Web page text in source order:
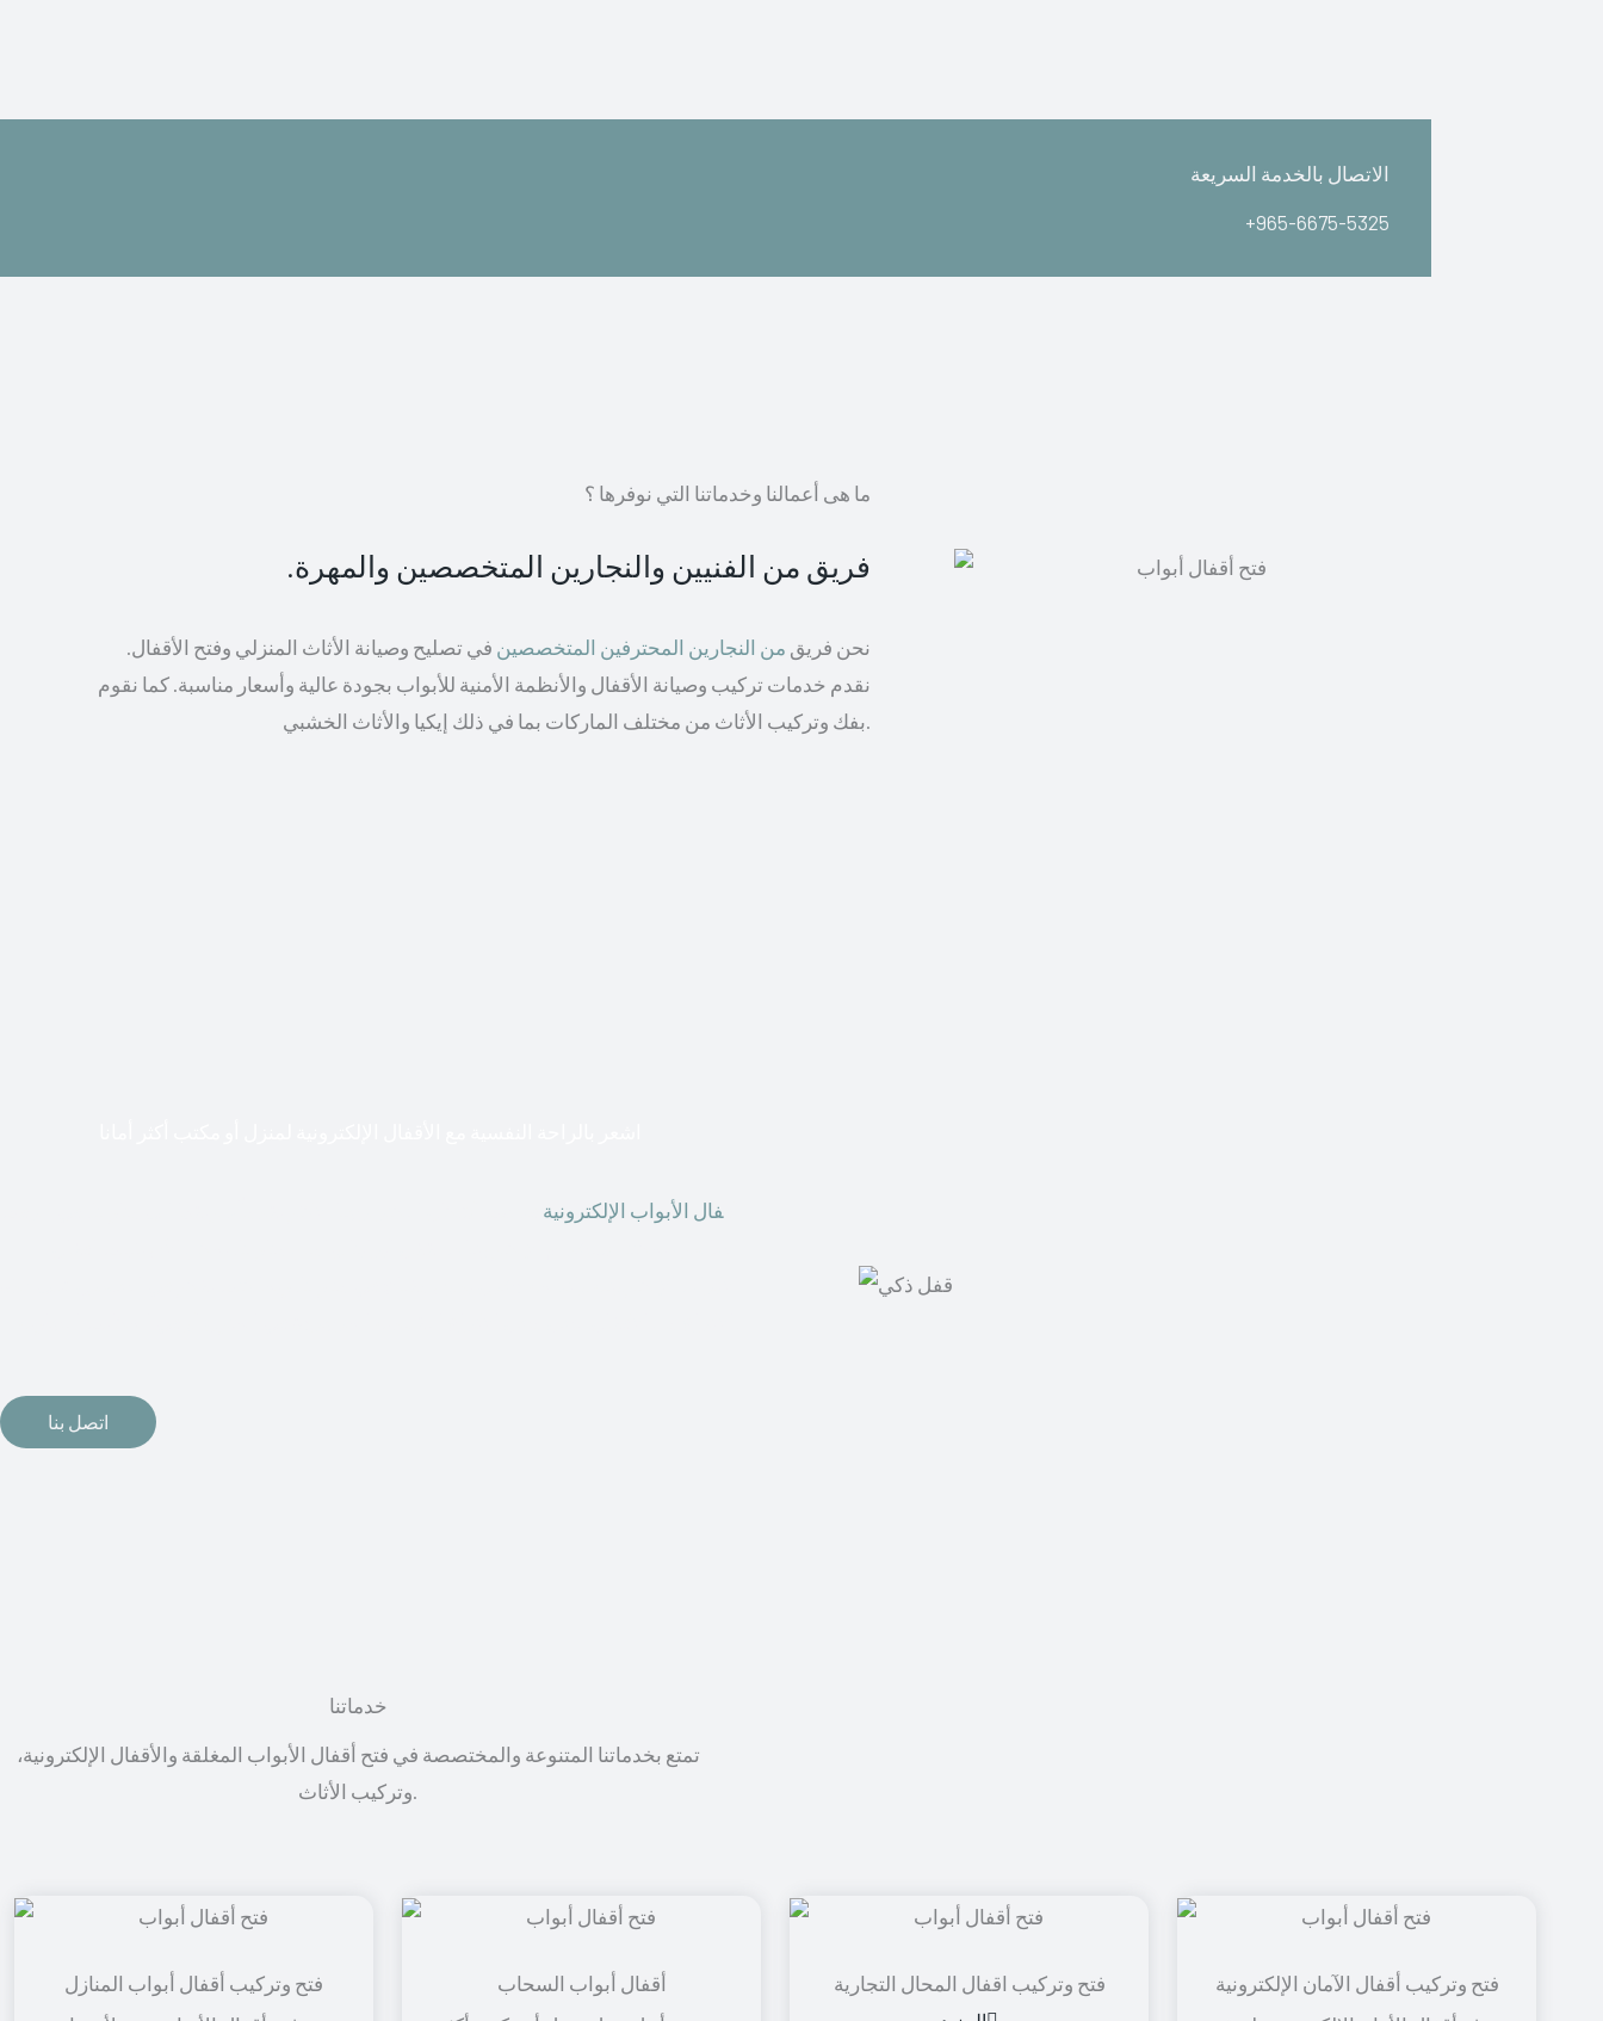
الاتصال بالخدمة السريعة
+965-6675-5325
ما هى أعمالنا وخدماتنا التي نوفرها ؟
فريق من الفنيين والنجارين المتخصصين والمهرة.
نحن فريق من النجارين المحترفين المتخصصين في تصليح وصيانة الأثاث المنزلي وفتح الأقفال.
نقدم خدمات تركيب وصيانة الأقفال والأنظمة الأمنية للأبواب بجودة عالية وأسعار مناسبة. كما نقوم
فال الأبواب الإلكترونية
اتصل بنا
خدماتنا
تمتع بخدماتنا المتنوعة والمختصصة في فتح أقفال الأبواب المغلقة والأقفال الإلكترونية،
وتركيب الأثاث.
فتح وتركيب أقفال أبواب المنازل
أقفال أبواب السحاب
فتح وتركيب اقفال المحال التجارية